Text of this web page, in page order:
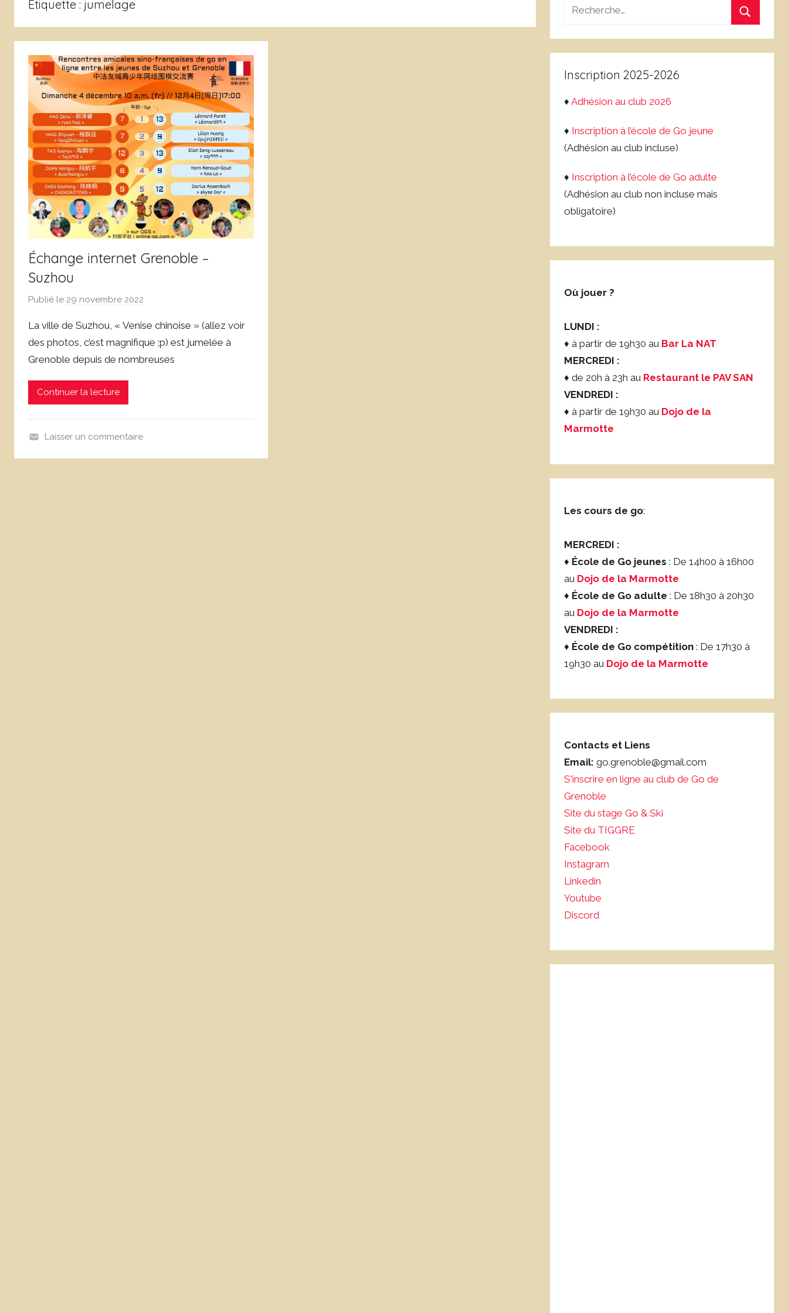
de
Grenoble
Étiquette : jumelage
Échange internet Grenoble –
Suzhou
Publié le 29 novembre 2022
r
L
o
La ville de Suzhou, « Venise chinoise » (allez voir
des photos, c’est magnifique ;p) est jumelée à
Grenoble depuis de nombreuses
Continuer la lecture
Laisser un commentaire
Recherche
:
Inscription 2025-2026
♦Adhésion au club 2026
♦ Inscription à l’école de Go jeune
(Adhésion au club incluse)
♦ Inscription à l’école de Go adulte
(Adhésion au club non incluse mais
obligatoire)
Où jouer ?
LUNDI :
♦ à partir de 19h30 au Bar La NAT
MERCREDI :
♦ de 20h à 23h au Restaurant le PAV SAN
VENDREDI :
♦ à partir de 19h30 au Dojo de la
Marmotte
Les cours de go:
MERCREDI :
♦ École de Go jeunes: De 14h00 à 16h00
au Dojo de la Marmotte
♦ École de Go adulte : De 18h30 à 20h30
au Dojo de la Marmotte
VENDREDI :
♦ École de Go compétition : De 17h30 à
19h30 au Dojo de la Marmotte
Contacts et Liens
Email: go.grenoble@gmail.com
S'inscrire en ligne au club de Go de
Grenoble
Site du stage Go & Ski
Site du TIGGRE
Facebook
Instagram
Linkedin
Youtube
Discord